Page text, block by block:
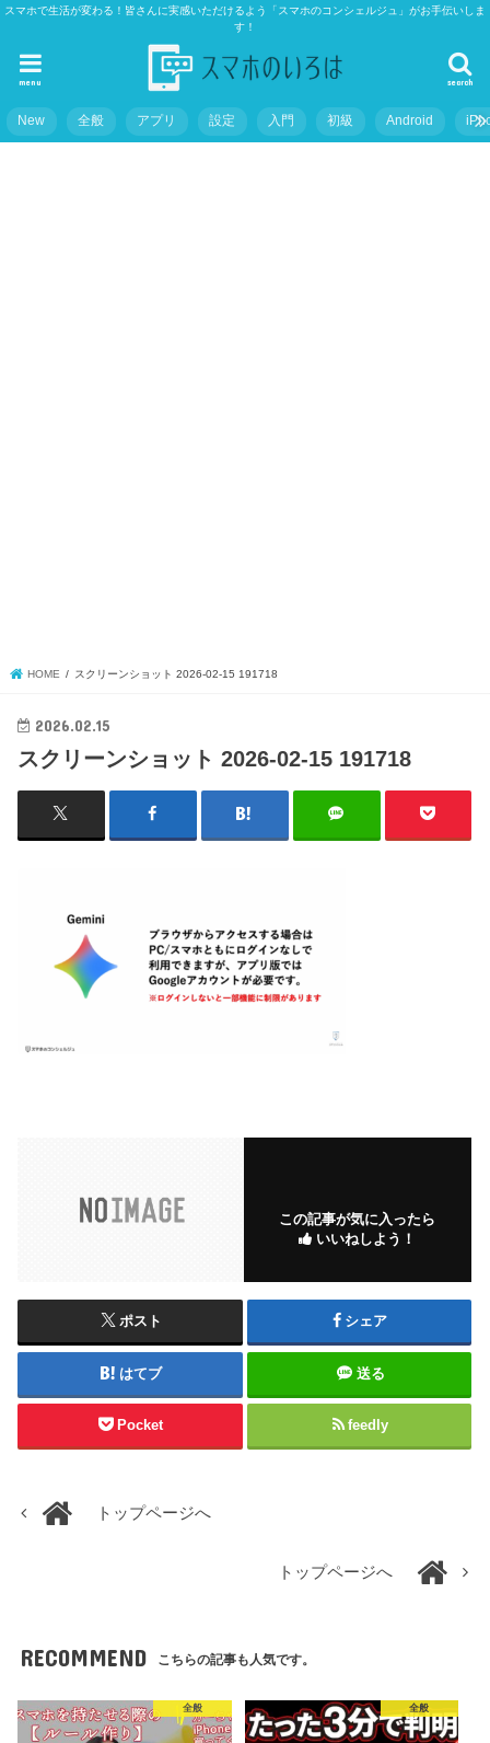
スマホで生活が変わる！皆さんに実感いただけるよう「スマホのコンシェルジュ」がお手伝いしま
す！
search
menu
New 全般 アプリ 設定 入門 初級 Android
HOME スクリーンショット 2026-02-15 191718
2026.02.15
スクリーンショット 2026-02-15 191718
この記事が気に入ったら
いいねしよう！
ポスト シェア
はてブ 送る
Pocket feedly
トップページへ
トップページへ
RECOMMEND こちらの記事も人気です。
全般 全般